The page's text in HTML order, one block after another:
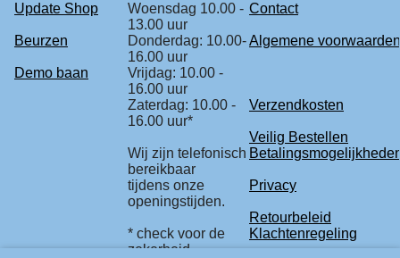
Update Shop
Woensdag 10.00 -
13.00 uur
Contact
Beurzen
Donderdag: 10.00-
16.00 uur
Algemene voorwaarden
Demo baan
Vrijdag: 10.00 -
16.00 uur
Zaterdag: 10.00 -
16.00 uur*
Verzendkosten
Veilig Bestellen
Wij zijn telefonisch
bereikbaar
tijdens onze
openingstijden.
Privacy
Retourbeleid
* check voor de
zekerheid
Klachtenregeling